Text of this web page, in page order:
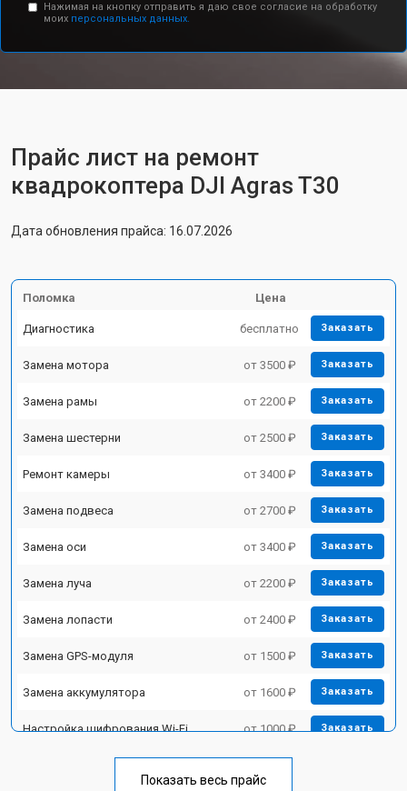
Нажимая на кнопку отправить я даю свое согласие на обработку
моих персональных данных.
Прайс лист на ремонт
квадрокоптера DJI Agras T30
Дата обновления прайса: 16.07.2026
Поломка Цена
Диагностика бесплатно Заказать
Замена мотора от 3500 ₽ Заказать
Замена рамы от 2200 ₽ Заказать
Замена шестерни от 2500 ₽ Заказать
Ремонт камеры от 3400 ₽ Заказать
Замена подвеса от 2700 ₽ Заказать
Замена оси от 3400 ₽ Заказать
Замена луча от 2200 ₽ Заказать
Замена лопасти от 2400 ₽ Заказать
Замена GPS-модуля от 1500 ₽ Заказать
Замена аккумулятора от 1600 ₽ Заказать
Настройка шифрования Wi-Fi от 1000 ₽ Заказать
Показать весь прайс